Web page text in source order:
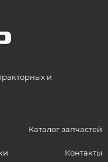
и
Каталог запчастей
Контакты